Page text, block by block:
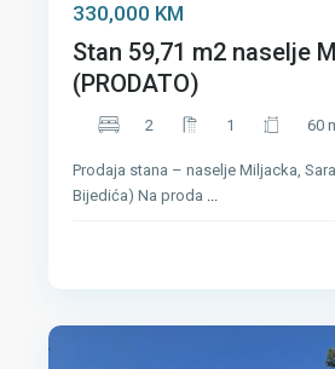
330,000 KM
Stan 59,71 m2 naselje
(PRODATO)
2 1 60
Prodaja stana – naselje Miljacka,
Bijedića) Na proda